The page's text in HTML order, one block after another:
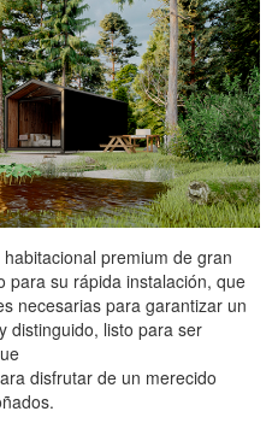
premium de gran
para su rápida instalación, que
necesarias para garantizar un
distinguido, listo para ser
disfrutar de un merecido